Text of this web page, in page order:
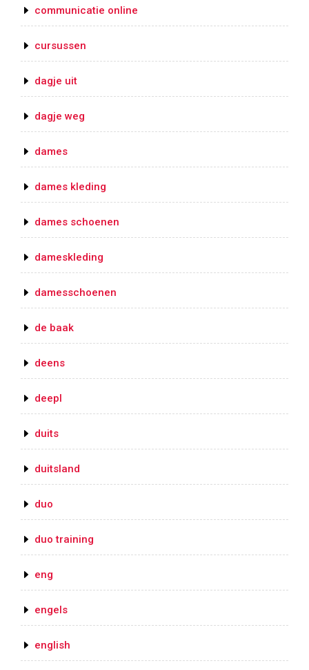
communicatie online
cursussen
dagje uit
dagje weg
dames
dames kleding
dames schoenen
dameskleding
damesschoenen
de baak
deens
deepl
duits
duitsland
duo
duo training
eng
engels
english